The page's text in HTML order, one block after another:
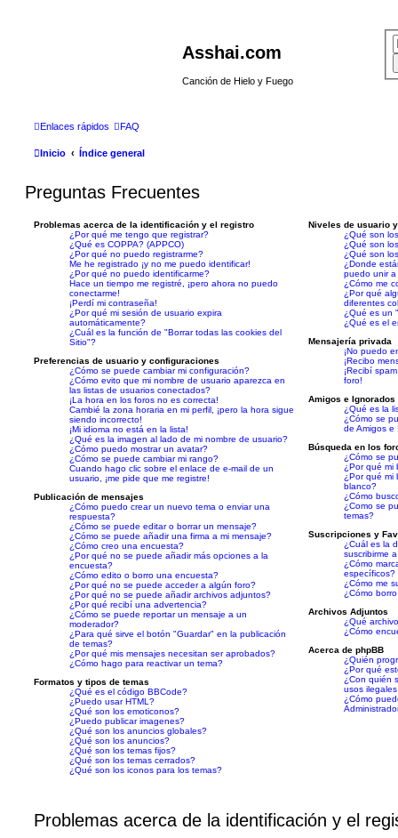
Asshai.com
Canción de Hielo y Fuego
Enlaces rápidos FAQ
Inicio Índice general
Preguntas Frecuentes
Problemas acerca de la identificación y el registro
¿Por qué me tengo que registrar?
¿Qué es COPPA? (APPCO)
¿Por qué no puedo registrarme?
Me he registrado ¡y no me puedo identificar!
¿Por qué no puedo identificarme?
Hace un tiempo me registré, ¡pero ahora no puedo
conectarme!
¡Perdí mi contraseña!
¿Por qué mi sesión de usuario expira
automáticamente?
¿Cuál es la función de "Borrar todas las cookies del
Sitio"?
Preferencias de usuario y configuraciones
¿Cómo se puede cambiar mi configuración?
¿Cómo evito que mi nombre de usuario aparezca en
las listas de usuarios conectados?
¡La hora en los foros no es correcta!
Cambié la zona horaria en mi perfil, ¡pero la hora sigue
siendo incorrecto!
¡Mi idioma no está en la lista!
¿Qué es la imagen al lado de mi nombre de usuario?
¿Cómo puedo mostrar un avatar?
¿Cómo se puede cambiar mi rango?
Cuando hago clic sobre el enlace de e-mail de un
usuario, ¡me pide que me registre!
Publicación de mensajes
¿Cómo puedo crear un nuevo tema o enviar una
respuesta?
¿Cómo se puede editar o borrar un mensaje?
¿Cómo se puede añadir una firma a mi mensaje?
¿Cómo creo una encuesta?
¿Por qué no se puede añadir más opciones a la
encuesta?
¿Cómo edito o borro una encuesta?
¿Por qué no se puede acceder a algún foro?
¿Por qué no se puede añadir archivos adjuntos?
¿Por qué recibí una advertencia?
¿Cómo se puede reportar un mensaje a un
moderador?
¿Para qué sirve el botón "Guardar" en la publicación
de temas?
¿Por qué mis mensajes necesitan ser aprobados?
¿Cómo hago para reactivar un tema?
Formatos y tipos de temas
¿Qué es el código BBCode?
¿Puedo usar HTML?
¿Qué son los emoticonos?
¿Puedo publicar imagenes?
¿Qué son los anuncios globales?
¿Qué son los anuncios?
¿Qué son los temas fijos?
¿Qué son los temas cerrados?
¿Qué son los iconos para los temas?
Niveles de usuario
¿Qué son
¿Qué son
¿Qué son
¿Donde
puedo unir a
¿Cómo me
¿Por qué
diferentes
¿Qué es un
¿Qué es el
Mensajería privada
¡No puedo
¡Recibo
¡Recibí
foro!
Amigos e Ignorados
¿Qué es la
¿Cómo se
de Amigos e
Búsqueda en los
¿Cómo se
¿Por qué mi
¿Por qué mi
blanco?
¿Cómo
¿Como se
temas?
Suscripciones y
¿Cuál es la
suscribirme
¿Cómo
específicos?
¿Cómo me
¿Cómo
Archivos Adjuntos
¿Qué
¿Cómo
Acerca de phpBB
¿Quién
¿Por qué
¿Con quién
usos
¿Cómo
Problemas acerca de la identificación y el